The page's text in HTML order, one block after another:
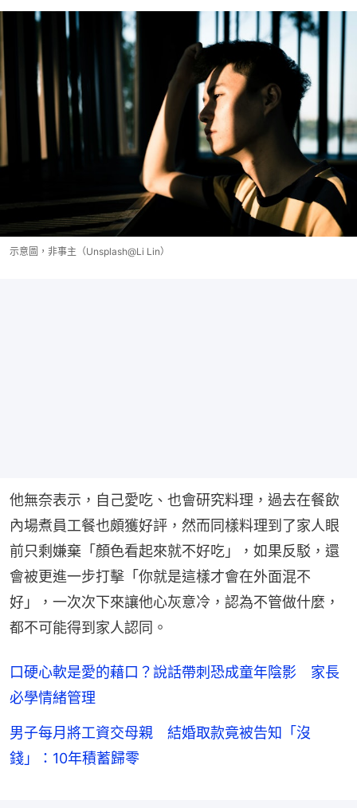
示意圖，非事主（Unsplash@Li Lin）
他無奈表示，自己愛吃、也會研究料理，過去在餐飲
內場煮員工餐也頗獲好評，然而同樣料理到了家人眼
前只剩嫌棄「顏色看起來就不好吃」，如果反駁，還
會被更進一步打擊「你就是這樣才會在外面混不
好」，一次次下來讓他心灰意冷，認為不管做什麼，
都不可能得到家人認同。
口硬心軟是愛的藉口？說話帶刺恐成童年陰影 家長
必學情緒管理
男子每月將工資交母親 結婚取款竟被告知「沒
錢」：10年積蓄歸零